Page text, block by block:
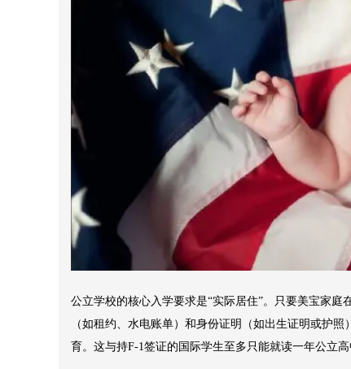
公立学校的核心入学要求是“实际居住”。只要美宝家
（如租约、水电账单）和身份证明（如出生证明或护
育。这与持F-1签证的国际学生至多只能就读一年公立高